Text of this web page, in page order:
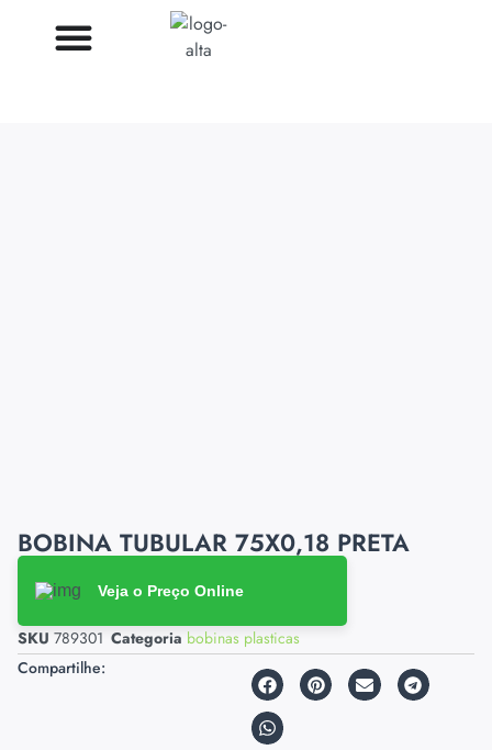
BOBINA TUBULAR 75X0,18 PRETA
Veja o Preço Online
SKU 789301 Categoria bobinas plasticas
Compartilhe: